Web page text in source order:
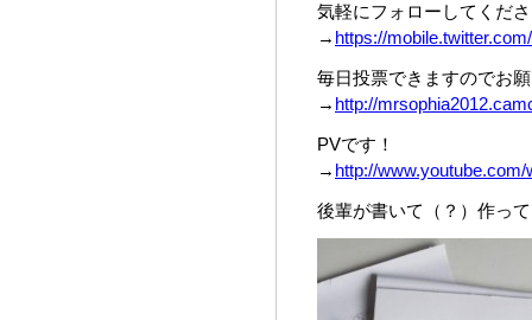
気軽にフォローしてくだ
→ https://
毎日投票できますのでお
→ http://
PVです！
→ http://
後輩が書いて（？）作っ